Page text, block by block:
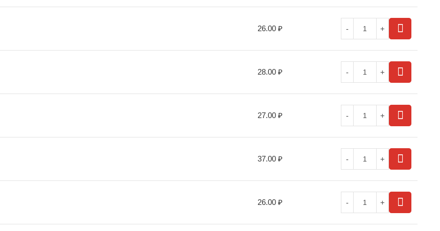
26.00 ₽
28.00 ₽
27.00 ₽
37.00 ₽
26.00 ₽